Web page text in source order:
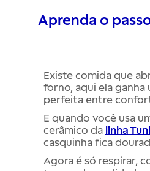
Aprenda o
Existe comida que
forno, aqui ela
perfeita entre
E quando você usa
cerâmico da linha
casquinha fica
Agora é só respirar,